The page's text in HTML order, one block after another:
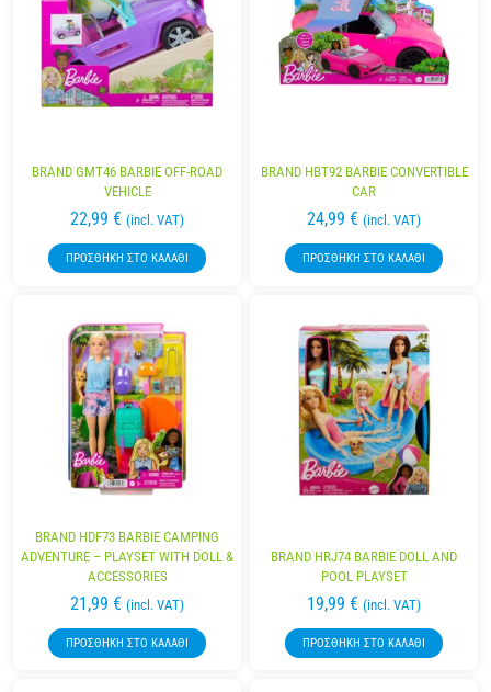
BRAND GMT46 BARBIE OFF-ROAD
VEHICLE
22,99 € (incl. VAT)
ΠΡΟΣΘΉΚΗ ΣΤΟ ΚΑΛΆΘΙ
BRAND HBT92 BARBIE CONVERTIBLE
CAR
24,99 € (incl. VAT)
ΠΡΟΣΘΉΚΗ ΣΤΟ ΚΑΛΆΘΙ
BRAND HDF73 BARBIE CAMPING
ADVENTURE – PLAYSET WITH DOLL &
ACCESSORIES
21,99 € (incl. VAT)
ΠΡΟΣΘΉΚΗ ΣΤΟ ΚΑΛΆΘΙ
BRAND HRJ74 BARBIE DOLL AND
POOL PLAYSET
19,99 € (incl. VAT)
ΠΡΟΣΘΉΚΗ ΣΤΟ ΚΑΛΆΘΙ